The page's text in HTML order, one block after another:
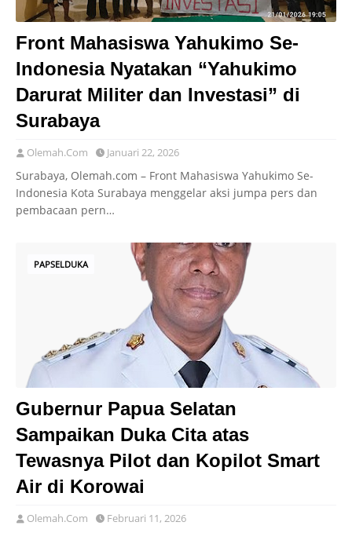
Front Mahasiswa Yahukimo Se-
Indonesia Nyatakan “Yahukimo
Darurat Militer dan Investasi” di
Surabaya
Olemah.Com Januari 22, 2026
Surabaya, Olemah.com – Front Mahasiswa Yahukimo Se-
Indonesia Kota Surabaya menggelar aksi jumpa pers dan
pembacaan pern…
PAPSELDUKA
Gubernur Papua Selatan
Sampaikan Duka Cita atas
Tewasnya Pilot dan Kopilot Smart
Air di Korowai
Olemah.Com Februari 11, 2026